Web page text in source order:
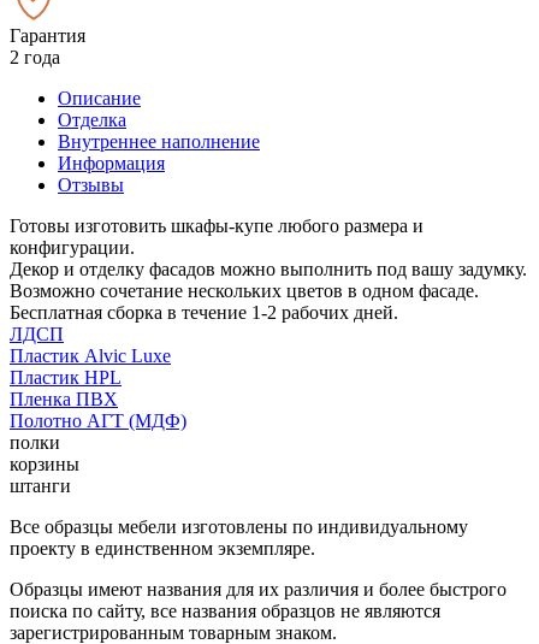
Гарантия
2 года
Описание
Отделка
Внутреннее наполнение
Информация
Отзывы
Готовы изготовить шкафы-купе любого размера и
конфигурации.
Декор и отделку фасадов можно выполнить под вашу задумку.
Возможно сочетание нескольких цветов в одном фасаде.
Бесплатная сборка в течение 1-2 рабочих дней.
ЛДСП
Пластик Alvic Luxe
Пластик HPL
Пленка ПВХ
Полотно АГТ (МДФ)
полки
корзины
штанги
Все образцы мебели изготовлены по индивидуальному
проекту в единственном экземпляре.
Образцы имеют названия для их различия и более быстрого
поиска по сайту, все названия образцов не являются
зарегистрированным товарным знаком.